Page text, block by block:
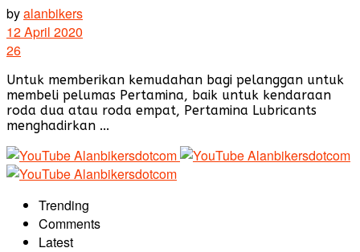
byalanbikers
12 April 2020
26
Untuk memberikan kemudahan bagi pelanggan untuk
membeli pelumas Pertamina, baik untuk kendaraan
roda dua atau roda empat, Pertamina Lubricants
menghadirkan ...
Trending
Comments
Latest